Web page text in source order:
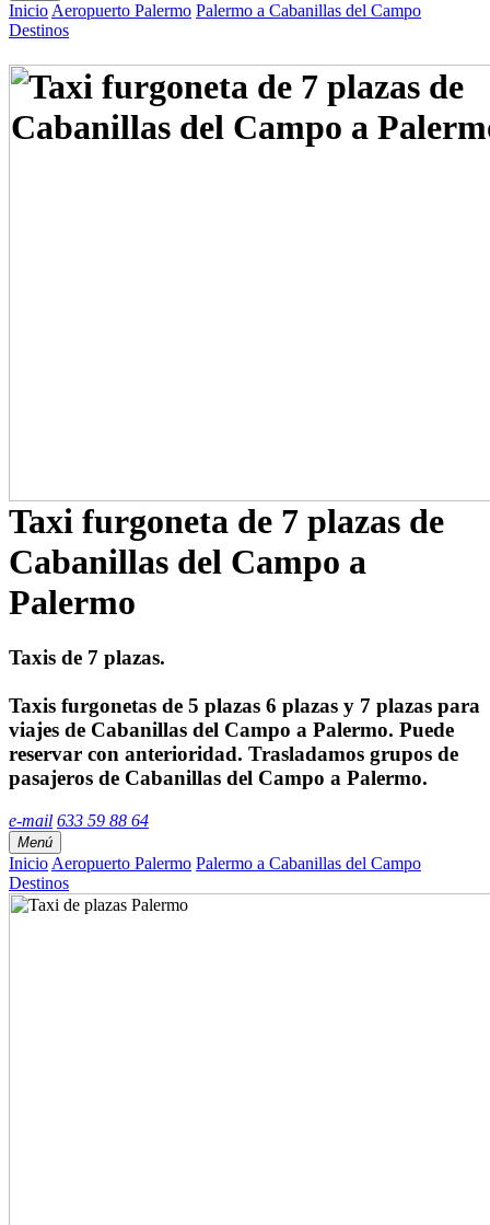
InicioAeropuerto Palermo Palermo a Cabanillas del Campo
Destinos
Taxi furgoneta de 7 plazas de
Cabanillas del Campo a
Palermo
Taxis de 7 plazas.
Taxis furgonetas de 5 plazas 6 plazas y 7 plazas para
viajes de Cabanillas del Campo a Palermo. Puede
reservar con anterioridad. Trasladamos grupos de
pasajeros de Cabanillas del Campo a Palermo.
e-mail 633 59 88 64
Menú
Inicio Aeropuerto Palermo Palermo a Cabanillas del Campo
Destinos